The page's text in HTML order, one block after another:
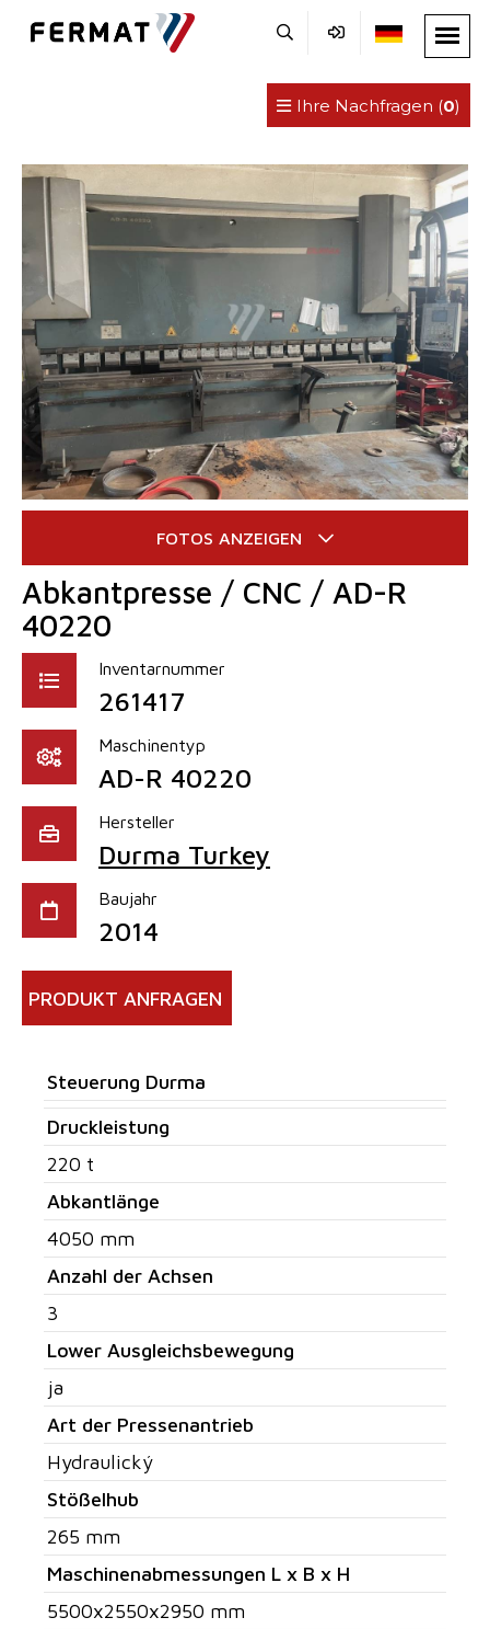
Ihre Nachfragen (0)
Abkantpresse / CNC / AD-R
40220
Inventarnummer
261417
Maschinentyp
AD-R 40220
Hersteller
Durma Turkey
Baujahr
2014
PRODUKT ANFRAGEN
Steuerung Durma
Druckleistung
220 t
Abkantlänge
4050 mm
Anzahl der Achsen
3
Lower Ausgleichsbewegung
ja
Art der Pressenantrieb
Hydraulický
Stößelhub
265 mm
Maschinenabmessungen L x B x H
5500x2550x2950 mm